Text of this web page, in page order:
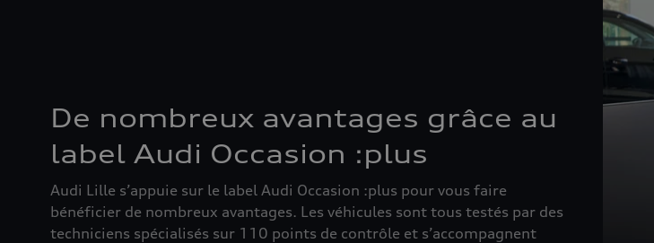
De nombreux avantages grâce au
label Audi Occasion :plus
Audi Lille s’appuie sur le label Audi Occasion :plus pour vous faire
bénéficier de nombreux avantages. Les véhicules sont tous testés par des
techniciens spécialisés sur 110 points de contrôle et s’accompagnent